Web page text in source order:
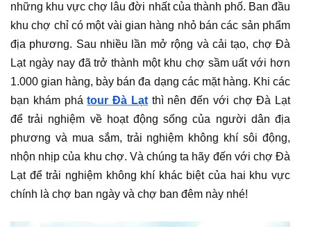
những khu vực chợ lâu đời nhất của thành phố. Ban đầu
khu chợ chỉ có một vài gian hàng nhỏ bán các sản phẩm
địa phương. Sau nhiều lần mở rộng và cải tạo, chợ Đà
Lạt ngày nay đã trở thành một khu chợ sầm uất với hơn
1.000 gian hàng, bày bán đa dạng các mặt hàng. Khi các
bạn khám phátour Đà Lạtthì nên đến với chợ Đà Lạt
để trải nghiệm về hoạt động sống của người dân địa
phương và mua sắm, trải nghiệm không khí sôi động,
nhộn nhịp của khu chợ. Và chúng ta hãy đến với chợ Đà
Lạt để trải nghiệm không khí khác biệt của hai khu vực
chính là chợ ban ngày và chợ ban đêm này nhé!